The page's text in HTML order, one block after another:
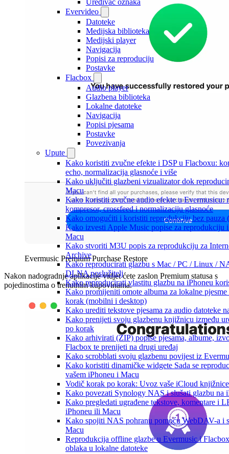
Uređivač oznaka
Evervideo
Datoteke
Medijska biblioteka
Medijski player
Navigacija
Popisi za reproduciju
Postavke
Flacbox
Audio player
Glazbena biblioteka
Lokalne datoteke
Navigacija
Popisi pjesama
Postavke
Povezivanja
Upute
Kako koristiti zvučne efekte i DSP u Flacboxu:
echo, normalizacija glasnoće i više
Kako uključiti glazbeni vizualizator dok
Macu
Kako koristiti zvučne audio efekte u Evermusicu:
kompresor, crossfeed i normalizaciju glasnoće
Kako omogućiti i koristiti reprodukciju bez pauza
Kako izvesti Apple Music popise za reprodukciju
Macu
Kako stvoriti M3U popis za reprodukciju za
Archive
Kako reproducirati glazbu s Mac / PC / Linux /
DLNA poslužitelj
Kako reproducirati vlastitu glazbu na iPhoneu
Kako promijeniti omote albuma za lokalne
korak (mobilni i desktop)
Kako urediti tekstove pjesama za audio datoteke
Kako prenijeti svoju glazbenu knjižnicu između
po korak
Kako arhivirati (ZIP) popise pjesama, albume,
Flacbox te prenijeti na drugi uređaj
Kako scrobblati svoju glazbenu povijest iz
Kako koristiti dinamičke widgete Sada se
vašem iPhoneu i Macu
Vodič korak po korak: Uvoz vaše iCloud
Kako povezati Synology NAS i slušati glazbu na
Kako pregledati ugrađene tekstove, komentare i
iPhoneu ili Macu
Kako spojiti NAS pohranu pomoću WebDAV-a i
Macu
Reprodukcija offline glazbe u Evermusic i
oblaka u lokalne datoteke
Evermusic Premium Purchase Restore
Nakon nadogradnje aplikacije vidjet ćete zaslon Premium statusa s
pojedinostima o trenutnim kupovinama.